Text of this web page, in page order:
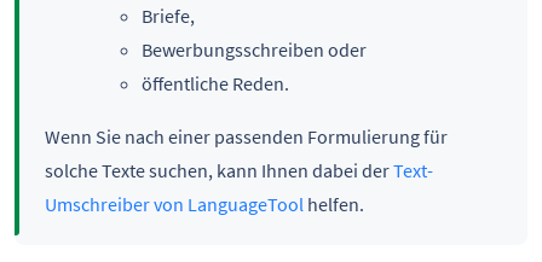
Briefe,
Bewerbungsschreiben oder
öffentliche Reden.
Wenn Sie nach einer passenden Formulierung für
solche Texte suchen, kann Ihnen dabei derText-
Umschreiber von LanguageTool helfen.